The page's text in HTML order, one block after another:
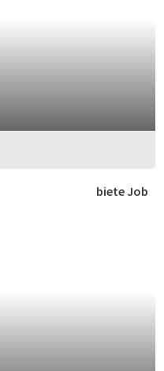
biete Job